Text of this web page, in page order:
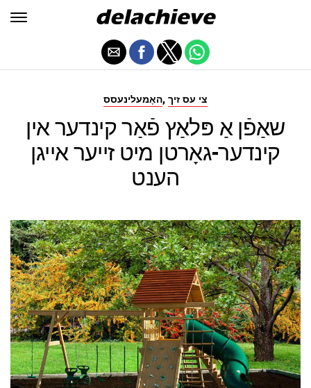
האָמעלינעסס, צי עס זיך
שאַפֿן אַ פּלאַץ פֿאַר קינדער אין
קינדער-גאָרטן מיט זייער אייגן
הענט